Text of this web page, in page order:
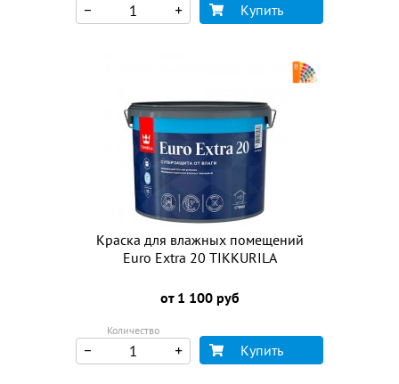
Купить
Краска для влажных помещений
Euro Extra 20 TIKKURILA
от 1 100 руб
Количество
Купить